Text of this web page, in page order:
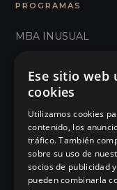
PROGRAMAS
MBA INUSUAL
Recursos Inhumanos
Comunicación e
Influencia
101 Errores de
Organizaciones
Ese sitio web
cookies
Utilizamos cookies
contenido, los
tráfico. También
sobre su uso de
socios de publicidad
pueden combinarla